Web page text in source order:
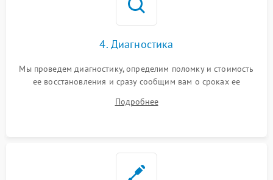
4. Диагностика
Мы проведем диагностику, определим поломку и стоимость
ее восстановления и сразу сообщим вам о сроках ее
Подробнее